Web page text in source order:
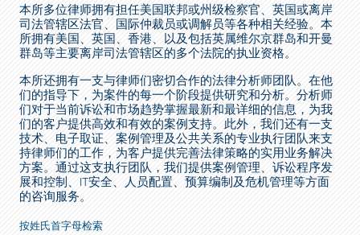
本所多位律师拥有担任美国联邦或州级检察官、英国或离岸
司法管辖区法官、国际仲裁员或调解员等各种相关经验。本
所拥有美国、英国、香港、以及包括英属维尔京群岛和开曼
群岛等主要离岸司法管辖区的多个法院的执业资格。
本所还拥有一支与律师们密切合作的法律分析师团队。在他
们的指导下，为案件的每一个阶段提供研究和分析。分析师
们对于当前诉讼和市场趋势掌握最新和最详细的信息，为我
们的客户提供高效和有效的案例支持。此外，我们还有一支
技术、电子取证、案例管理及公共关系的专业执行团队来支
持律师们的工作，为客户提供完善法律策略的实用业务解决
方案。通过这支执行团队，我们提供案例管理、诉讼程序发
展和控制、IT安全、人员配置、预算编制及危机管理等方面
的咨询服务。
按姓氏首字母检索